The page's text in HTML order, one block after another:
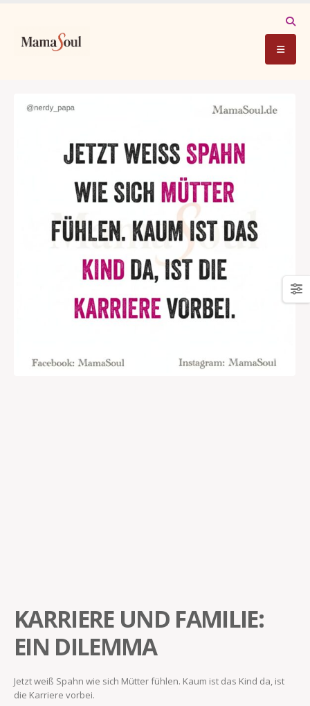
KARRIERE UND FAMILIE:
EIN DILEMMA
Jetzt weiß Spahn wie sich Mütter fühlen. Kaum ist das Kind da, ist
die Karriere vorbei.